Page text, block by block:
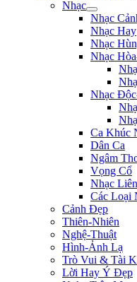
Nhạc
Nhạc
Nhạc Hay
Nhạc
Nhạc
Nhạc
Ca Khúc
Dân Ca
Ngâm
Vọng Cổ
Nhạc
Các Loại
Cảnh Đẹp
Thiên-Nhiên
Nghệ-Thuật
Hình-Ảnh Lạ
Trò Vui & Tài
Lời Hay Ý Đẹp